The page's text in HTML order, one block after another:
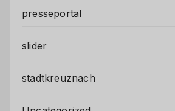
presseportal
slider
stadtkreuznach